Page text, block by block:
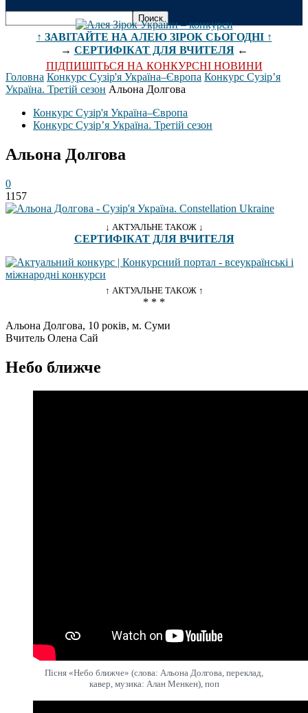
↑ ЗАВІТАЙТЕ НА АЛЕЮ ЗІРОК СЬОГОДНІ ↑
→ СЕРТИФІКАТ ДЛЯ ВЧИТЕЛЯ←
ПІДПИШІТЬСЯ НА КОНКУРСНІ НОВИНИ
Головна Конкурс Сузір'я Україна–Європа Конкурс Сузір’я
Україна. Третій сезон Альона Долгова
Конкурс Сузір'я Україна–Європа
Конкурс Сузір’я Україна. Третій сезон
Альона Долгова
0
1157
↓ АКТУАЛЬНЕ ТАКОЖ ↓
СЕРТИФІКАТ ДЛЯ ВЧИТЕЛЯ
↑ АКТУАЛЬНЕ ТАКОЖ ↑
* * *
Альона Долгова, 10 років, м. Суми
Вчитель Олена Сай
Небо ближче
Пісня «Небо ближче» (слова: Альона Долгова, переклад,
кавер, музика: Алан Менкен), поп